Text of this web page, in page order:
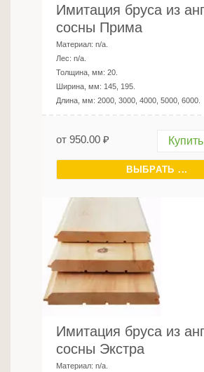
Имитация бруса из
сосны Прима
Материал: n/a
Лес: n/a
Толщина, мм: 20
Ширина, мм: 145, 195
Длина, мм: 2000, 3000, 4000, 5000, 6000
от 950.00 ₽
ВЫБРАТЬ ...
Имитация бруса из
сосны Экстра
Материал: n/a